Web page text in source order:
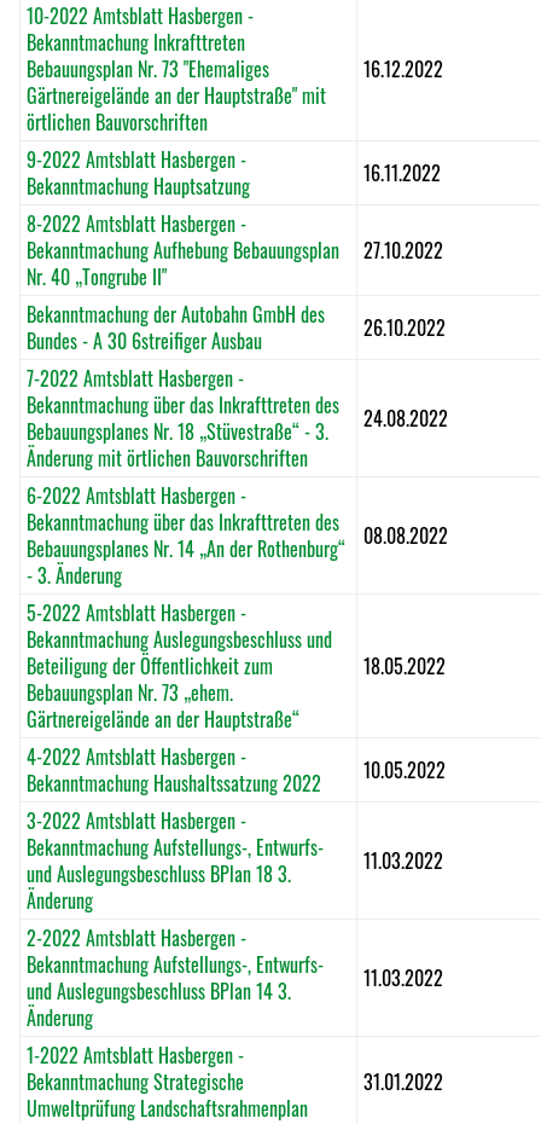
10-2022 Amtsblatt Hasbergen -
Bekanntmachung Inkrafttreten
Bebauungsplan Nr. 73 "Ehemaliges
Gärtnereigelände an der Hauptstraße" mit
örtlichen Bauvorschriften
16.12.2022
9-2022 Amtsblatt Hasbergen -
Bekanntmachung Hauptsatzung
16.11.2022
8-2022 Amtsblatt Hasbergen -
Bekanntmachung Aufhebung Bebauungsplan
Nr. 40 „Tongrube II"
27.10.2022
Bekanntmachung der Autobahn GmbH des
Bundes - A 30 6streifiger Ausbau
26.10.2022
7-2022 Amtsblatt Hasbergen -
Bekanntmachung über das Inkrafttreten des
Bebauungsplanes Nr. 18 „Stüvestraße“ - 3.
Änderung mit örtlichen Bauvorschriften
24.08.2022
6-2022 Amtsblatt Hasbergen -
Bekanntmachung über das Inkrafttreten des
Bebauungsplanes Nr. 14 „An der Rothenburg“
- 3. Änderung
08.08.2022
5-2022 Amtsblatt Hasbergen -
Bekanntmachung Auslegungsbeschluss und
Beteiligung der Öffentlichkeit zum
Bebauungsplan Nr. 73 „ehem.
Gärtnereigelände an der Hauptstraße“
18.05.2022
4-2022 Amtsblatt Hasbergen -
Bekanntmachung Haushaltssatzung 2022
10.05.2022
3-2022 Amtsblatt Hasbergen -
Bekanntmachung Aufstellungs-, Entwurfs-
und Auslegungsbeschluss BPlan 18 3.
Änderung
11.03.2022
2-2022 Amtsblatt Hasbergen -
Bekanntmachung Aufstellungs-, Entwurfs-
und Auslegungsbeschluss BPlan 14 3.
Änderung
11.03.2022
1-2022 Amtsblatt Hasbergen -
Bekanntmachung Strategische
Umweltprüfung Landschaftsrahmenplan
31.01.2022